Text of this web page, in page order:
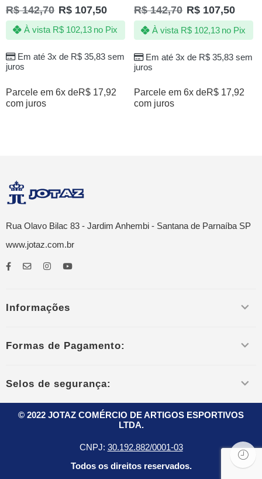
Avaliação
4.83de 5
R$142,70 R$ 107,50
Em até 3x de R$35,83sem
juros
À vista R$102,13 no Pix
Parcele em 6x deR$ 17,92
com juros
Avaliação
4.86de 5
R$142,70 R$ 107,50
Em até 3x de R$35,83sem
juros
À vista R$102,13 no Pix
Parcele em 6x deR$ 17,92
com juros
Rua Olavo Bilac 83 - Jardim Anhembi - Santana de Parnaíba SP
www.jotaz.com.br
Informações
Formas de Pagamento:
Selos de segurança:
© 2022 JOTAZ COMÉRCIO DE ARTIGOS ESPORTIVOS
LTDA.
CNPJ: 30.192.882/0001-03
Todos os direitos reservados.